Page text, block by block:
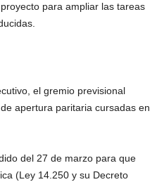
para ampliar las tareas
el gremio previsional
apertura paritaria cursadas en
del 27 de marzo para que
(Ley 14.250 y su Decreto